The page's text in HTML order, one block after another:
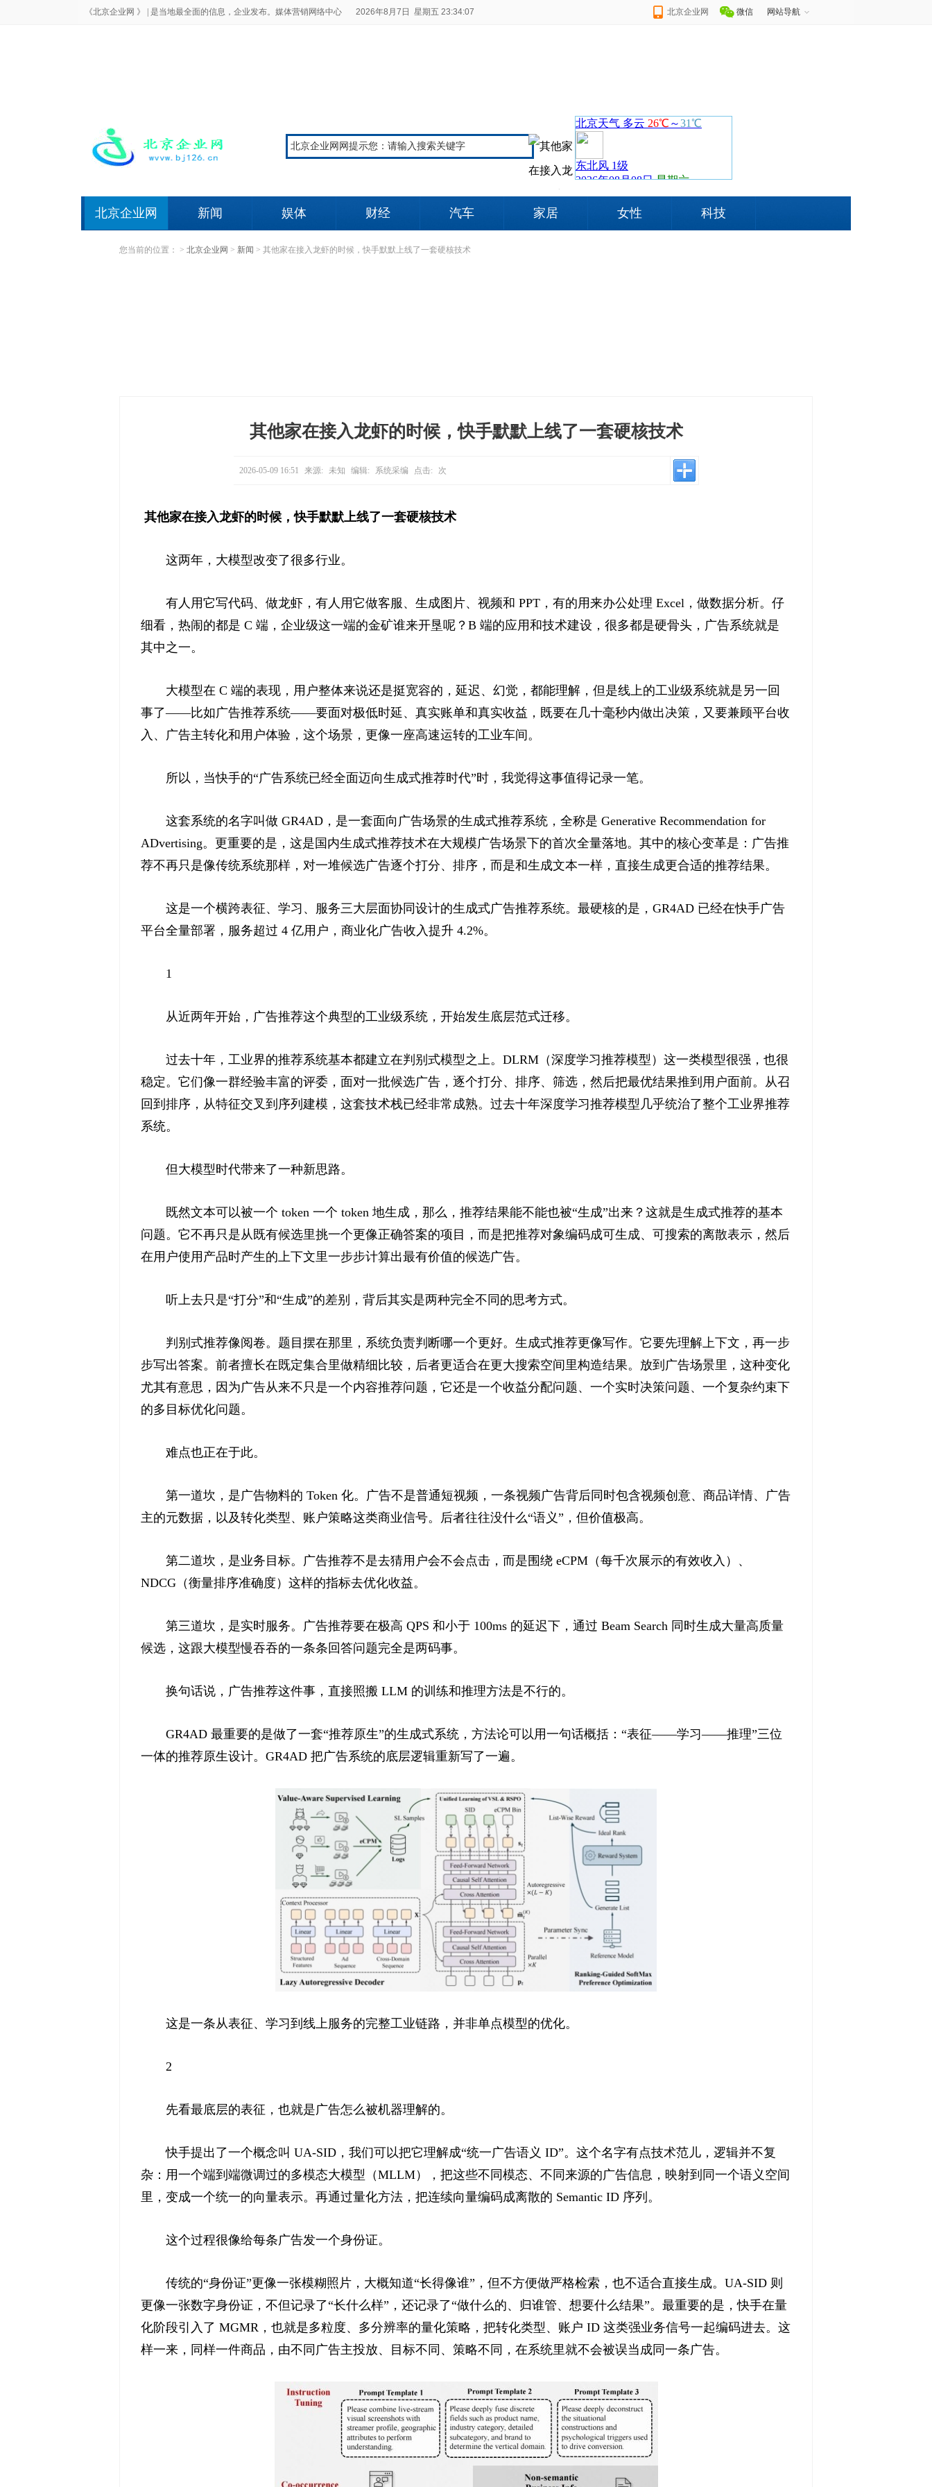
《北京企业网 》 | 是当地最全面的信息，企业发布。媒体营销网络中心 2026年8月7日 星期五 23:34:08 北京企业网 微信 网站导航
北京企业网 新闻 娱体 财经 汽车 家居 女性 科技
您当前的位置： > 北京企业网 > 新闻 > 其他家在接入龙虾的时候，快手默默上线了一套硬核技术
其他家在接入龙虾的时候，快手默默上线了一套硬核技术
2026-05-09 16:51 来源: 未知 编辑: 系统采编 点击: 次
其他家在接入龙虾的时候，快手默默上线了一套硬核技术
这两年，大模型改变了很多行业。
有人用它写代码、做龙虾，有人用它做客服、生成图片、视频和 PPT，有的用来办公处理 Excel，做数据分析。仔
细看，热闹的都是 C 端，企业级这一端的金矿谁来开垦呢？B 端的应用和技术建设，很多都是硬骨头，广告系统就是
其中之一。
大模型在 C 端的表现，用户整体来说还是挺宽容的，延迟、幻觉，都能理解，但是线上的工业级系统就是另一回
事了——比如广告推荐系统——要面对极低时延、真实账单和真实收益，既要在几十毫秒内做出决策，又要兼顾平台收
入、广告主转化和用户体验，这个场景，更像一座高速运转的工业车间。
所以，当快手的“广告系统已经全面迈向生成式推荐时代”时，我觉得这事值得记录一笔。
这套系统的名字叫做 GR4AD，是一套面向广告场景的生成式推荐系统，全称是 Generative Recommendation for
ADvertising。更重要的是，这是国内生成式推荐技术在大规模广告场景下的首次全量落地。其中的核心变革是：广告推
荐不再只是像传统系统那样，对一堆候选广告逐个打分、排序，而是和生成文本一样，直接生成更合适的推荐结果。
这是一个横跨表征、学习、服务三大层面协同设计的生成式广告推荐系统。最硬核的是，GR4AD 已经在快手广告
平台全量部署，服务超过 4 亿用户，商业化广告收入提升 4.2%。
1
从近两年开始，广告推荐这个典型的工业级系统，开始发生底层范式迁移。
过去十年，工业界的推荐系统基本都建立在判别式模型之上。DLRM（深度学习推荐模型）这一类模型很强，也很
稳定。它们像一群经验丰富的评委，面对一批候选广告，逐个打分、排序、筛选，然后把最优结果推到用户面前。从召
回到排序，从特征交叉到序列建模，这套技术栈已经非常成熟。过去十年深度学习推荐模型几乎统治了整个工业界推荐
系统。
但大模型时代带来了一种新思路。
既然文本可以被一个 token 一个 token 地生成，那么，推荐结果能不能也被“生成”出来？这就是生成式推荐的基本
问题。它不再只是从既有候选里挑一个更像正确答案的项目，而是把推荐对象编码成可生成、可搜索的离散表示，然后
在用户使用产品时产生的上下文里一步步计算出最有价值的候选广告。
听上去只是“打分”和“生成”的差别，背后其实是两种完全不同的思考方式。
判别式推荐像阅卷。题目摆在那里，系统负责判断哪一个更好。生成式推荐更像写作。它要先理解上下文，再一步
步写出答案。前者擅长在既定集合里做精细比较，后者更适合在更大搜索空间里构造结果。放到广告场景里，这种变化
尤其有意思，因为广告从来不只是一个内容推荐问题，它还是一个收益分配问题、一个实时决策问题、一个复杂约束下
的多目标优化问题。
难点也正在于此。
第一道坎，是广告物料的 Token 化。广告不是普通短视频，一条视频广告背后同时包含视频创意、商品详情、广告
主的元数据，以及转化类型、账户策略这类商业信号。后者往往没什么“语义”，但价值极高。
第二道坎，是业务目标。广告推荐不是去猜用户会不会点击，而是围绕 eCPM（每千次展示的有效收入）、
NDCG（衡量排序准确度）这样的指标去优化收益。
第三道坎，是实时服务。广告推荐要在极高 QPS 和小于 100ms 的延迟下，通过 Beam Search 同时生成大量高质量
候选，这跟大模型慢吞吞的一条条回答问题完全是两码事。
换句话说，广告推荐这件事，直接照搬 LLM 的训练和推理方法是不行的。
GR4AD 最重要的是做了一套“推荐原生”的生成式系统，方法论可以用一句话概括：“表征——学习——推理”三位
一体的推荐原生设计。GR4AD 把广告系统的底层逻辑重新写了一遍。
这是一条从表征、学习到线上服务的完整工业链路，并非单点模型的优化。
2
先看最底层的表征，也就是广告怎么被机器理解的。
快手提出了一个概念叫 UA-SID，我们可以把它理解成“统一广告语义 ID”。这个名字有点技术范儿，逻辑并不复
杂：用一个端到端微调过的多模态大模型（MLLM），把这些不同模态、不同来源的广告信息，映射到同一个语义空间
里，变成一个统一的向量表示。再通过量化方法，把连续向量编码成离散的 Semantic ID 序列。
这个过程很像给每条广告发一个身份证。
传统的“身份证”更像一张模糊照片，大概知道“长得像谁”，但不方便做严格检索，也不适合直接生成。UA-SID 则
更像一张数字身份证，不但记录了“长什么样”，还记录了“做什么的、归谁管、想要什么结果”。最重要的是，快手在量
化阶段引入了 MGMR，也就是多粒度、多分辨率的量化策略，把转化类型、账户 ID 这类强业务信号一起编码进去。这
样一来，同样一件商品，由不同广告主投放、目标不同、策略不同，在系统里就不会被误当成同一条广告。